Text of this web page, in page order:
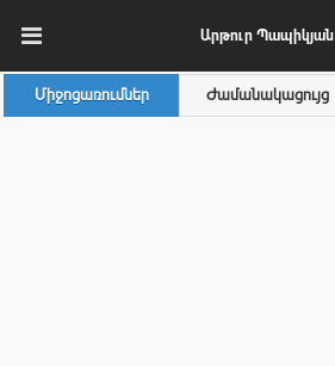
Արթուր Պապիկյան
Միջոցառումներ Ժամանակացույց